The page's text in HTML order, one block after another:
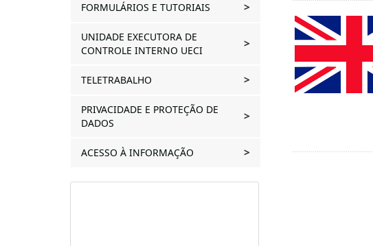
FORMULÁRIOS E TUTORIAIS
UNIDADE EXECUTORA DE
CONTROLE INTERNO UECI
TELETRABALHO
PRIVACIDADE E PROTEÇÃO DE
DADOS
ACESSO À INFORMAÇÃO